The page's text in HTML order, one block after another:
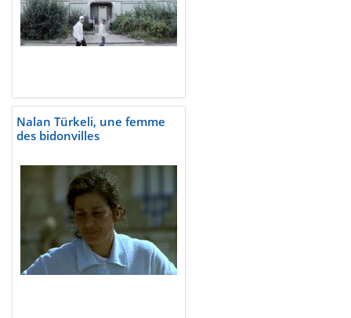
Nalan Türkeli, une femme
des bidonvilles